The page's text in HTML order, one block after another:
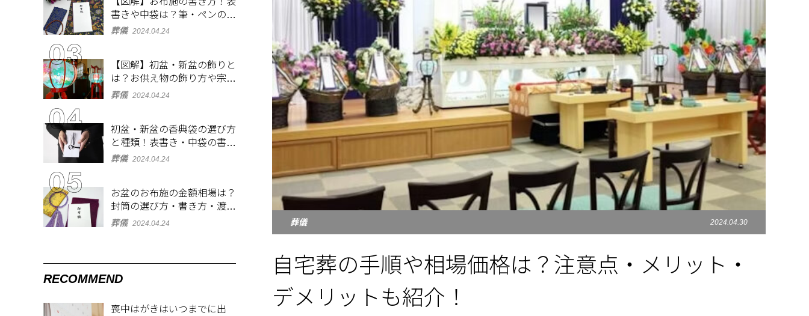
葬儀 2024.04.30
自宅葬の手順や相場価格は？注意点・メリット・
デメリットも紹介！
書きや中袋は？筆・ペンのマ
ナーとよくあるQ&A集
葬儀 2024.04.24
【図解】初盆・新盆の飾りと
は？お供え物の飾り方や宗派
ごとの違いを解説！
葬儀 2024.04.24
初盆・新盆の香典袋の選び方
と種類！表書き・中袋の書き
方、お札の入れ方も
葬儀 2024.04.24
お盆のお布施の金額相場は？
封筒の選び方・書き方・渡し
方も解説
葬儀 2024.04.24
RECOMMEND
喪中はがきはいつまでに出